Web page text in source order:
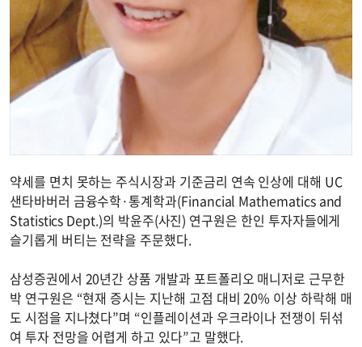
약세를 면치 못하는 주식시장과 기준금리 연속 인상에 대해 UC
샌타바버러 금융수학·통계학과(Financial Mathematics and
Statistics Dept.)의 박윤주(사진) 연구원은 한인 투자자들에게
슬기롭게 버티는 전략을 주문했다.
삼성증권에서 20년간 상품 개발과 포트폴리오 매니저로 근무한
박 연구원은 “현재 증시는 지난해 고점 대비 20% 이상 하락해 매
도 시점을 지나쳤다”며 “인플레이션과 우크라이나 전쟁이 뒤섞
여 투자 전망을 어렵게 하고 있다”고 말했다.